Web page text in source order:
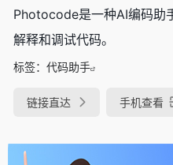
Photocode是一种AI编码助
解释和调试代码。
标签： 代码助手
链接直达 手机查看